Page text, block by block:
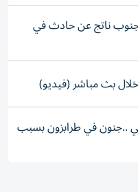
ناتج عن حادث في
بث مباشر (فيديو)
..جنون في طرابزون بسبب